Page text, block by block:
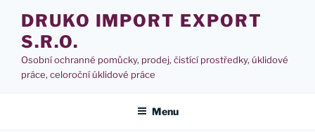
obsahu
webu
DRUKO IMPORT EXPORT
S.R.O.
Osobní ochranné pomůcky, prodej, čistící prostředky, úklidové
práce, celoroční úklidové práce
Menu